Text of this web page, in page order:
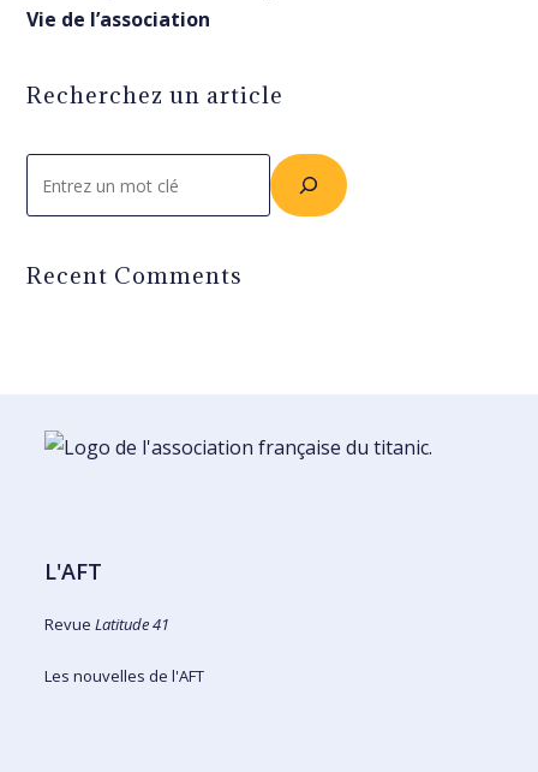
Vie de l’association
Recherchez un article
Recent Comments
L'AFT
RevueLatitude 41
Les nouvelles de l'AFT